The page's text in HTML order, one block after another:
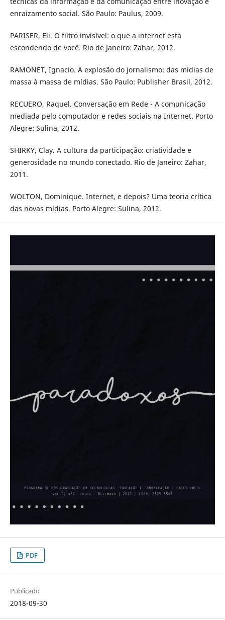
enraizamento social. São Paulo: Paulus, 2009.
PARISER, Eli. O filtro invisível: o que a internet está
escondendo de você. Rio de Janeiro: Zahar, 2012.
RAMONET, Ignacio. A explosão do jornalismo: das mídias de
massa à massa de mídias. São Paulo: Publisher Brasil, 2012.
RECUERO, Raquel. Conversação em Rede - A comunicação
mediada pelo computador e redes sociais na Internet. Porto
Alegre: Sulina, 2012.
SHIRKY, Clay. A cultura da participação: criatividade e
generosidade no mundo conectado. Rio de Janeiro: Zahar,
2011.
WOLTON, Dominique. Internet, e depois? Uma teoria crítica
das novas mídias. Porto Alegre: Sulina, 2012.
PDF
Publicado
2018-09-30